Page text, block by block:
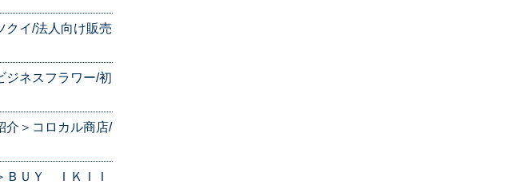
クイ/法人向け販売
ジネスフラワー/初
介＞コロカル商店/
ＢＵＹ ＩＫＩＩ